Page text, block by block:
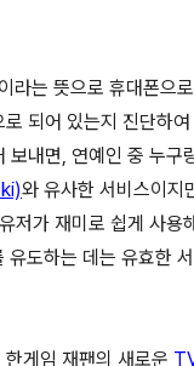
라는 뜻으로 휴대폰으
되어 있는지 진단하
보내면, 연예인 중 누구
와 유사한 서비스이지
저가 재미로 쉽게 사용
도하는 데는 유효한
게임 재팬의 새로운